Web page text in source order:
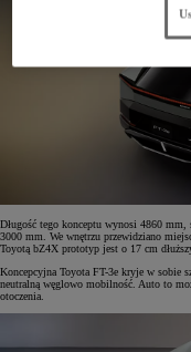
Długość tego konceptu wynosi 4860
3000 mm. We wnętrzu przewidziano
Toyotą bZ4X prototyp jest o 17 cm
Koncepcyjna Toyota FT-3e kryje w sobie
neutralną węglowo mobilność. Auto to
otoczenia.